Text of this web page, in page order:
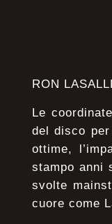
RON
Le
del disco
ottime,
stampo anni
svolte
cuore come